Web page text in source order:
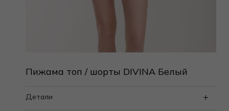
Пижама топ / шорты DIVINA Белый
Детали